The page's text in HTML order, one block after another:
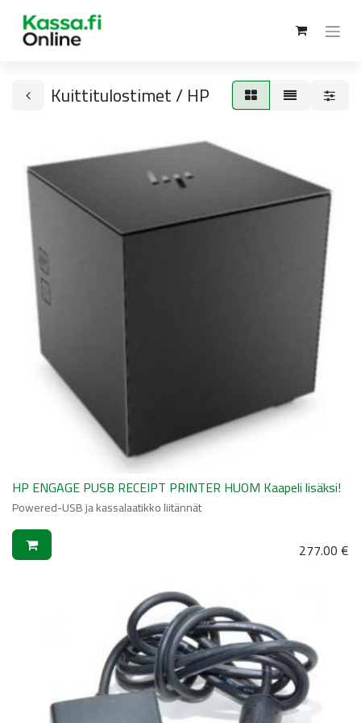
Kuittitulostimet / HP
HP ENGAGE PUSB RECEIPT PRINTER HUOM Kaapeli lisäksi!
Powered-USB ja kassalaatikko liitännät
277.00€